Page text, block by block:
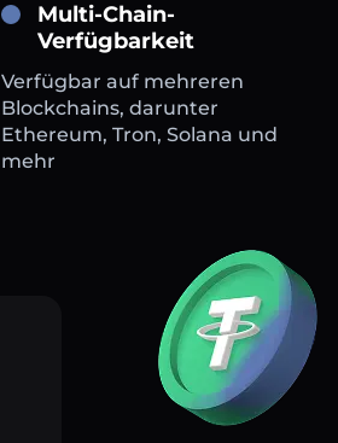
Multi-Chain-
Verfügbarkeit
Verfügbar auf mehreren
Blockchains, darunter
Ethereum, Tron, Solana und
mehr